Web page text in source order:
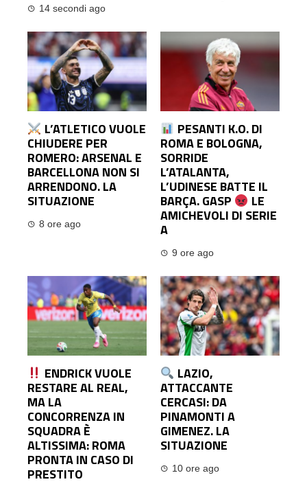
14 secondi ago
L’ATLETICO VUOLE
CHIUDERE PER
ROMERO: ARSENAL E
BARCELLONA NON SI
ARRENDONO. LA
SITUAZIONE
8 ore ago
PESANTI K.O. DI
ROMA E BOLOGNA,
SORRIDE
L’ATALANTA,
L’UDINESE BATTE IL
BARÇA. GASP LE
AMICHEVOLI DI SERIE
A
9 ore ago
ENDRICK VUOLE
RESTARE AL REAL,
MA LA
CONCORRENZA IN
SQUADRA È
ALTISSIMA: ROMA
PRONTA IN CASO DI
PRESTITO
LAZIO,
ATTACCANTE
CERCASI: DA
PINAMONTI A
GIMENEZ. LA
SITUAZIONE
10 ore ago